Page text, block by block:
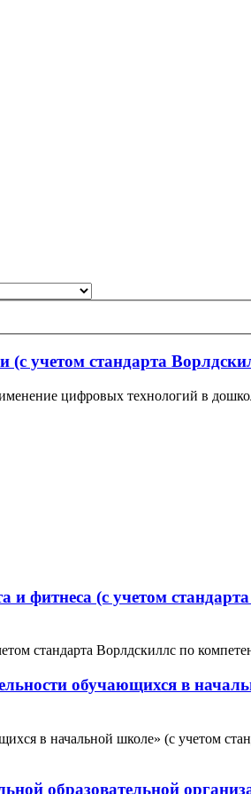
учетом стандарта
цифровых технологий в
фитнеса (с учетом
стандарта Ворлдскиллс по
обучающихся в
в начальной школе» (с учетом
образовательной